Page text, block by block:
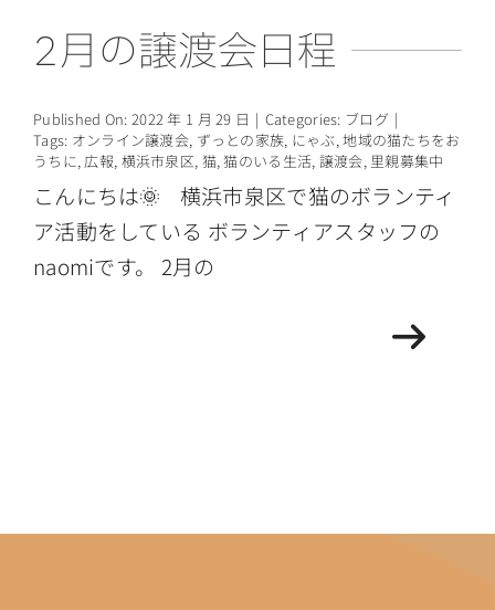
2月の譲渡会日程
Published On: 2022 年 1 月 29 日 | Categories: ブログ |
Tags: オンライン譲渡会, ずっとの家族, にゃぶ,地域の猫たちをお
うちに, 広報, 横浜市泉区, 猫,猫のいる生活, 譲渡会, 里親募集中
こんにちは🌞 横浜市泉区で猫のボランティ
ア活動をしている ボランティアスタッフの
naomiです。 2月の